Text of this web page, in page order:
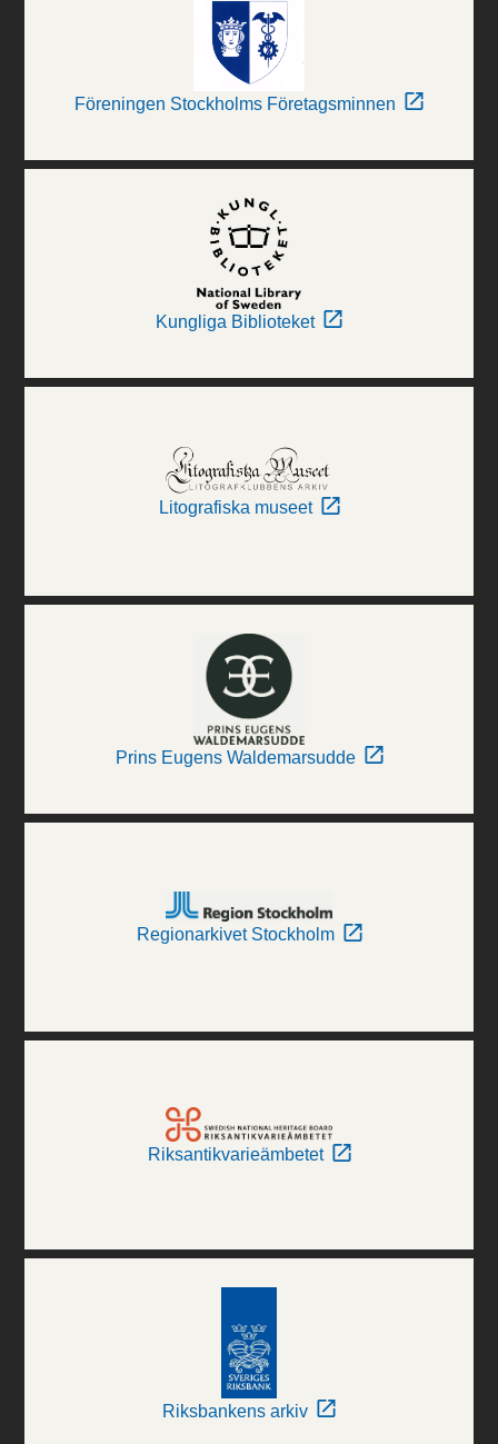
Föreningen Stockholms Företagsminnen
Kungliga Biblioteket
Litografiska museet
Prins Eugens Waldemarsudde
Regionarkivet Stockholm
Riksantikvarieämbetet
Riksbankens arkiv